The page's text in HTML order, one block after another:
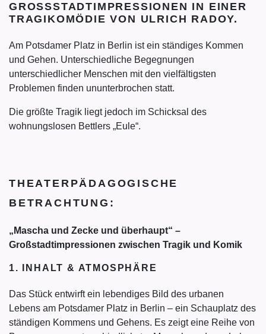
GROSSSTADTIMPRESSIONEN IN EINER T
RAGIKOMÖDIE VON ULRICH RADOY.
Am Potsdamer Platz in Berlin ist ein ständiges Kommen
und Gehen. Unterschiedliche Begegnungen
unterschiedlicher Menschen mit den vielfältigsten
Problemen finden ununterbrochen statt.
Die größte Tragik liegt jedoch im Schicksal des
wohnungslosen Bettlers „Eule“.
THEATERPÄDAGOGISCHE
BETRACHTUNG:
„Mascha und Zecke und überhaupt“ –
Großstadtimpressionen zwischen Tragik und Komik
1. INHALT & ATMOSPHÄRE
Das Stück entwirft ein lebendiges Bild des urbanen
Lebens am Potsdamer Platz in Berlin – ein Schauplatz des
ständigen Kommens und Gehens. Es zeigt eine Reihe von